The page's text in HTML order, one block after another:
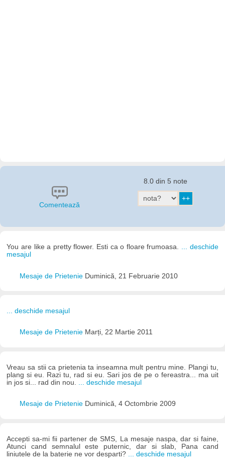
Comentează
8.0 din 5 note
You are like a pretty flower. Esti ca o floare frumoasa. ... deschide
mesajul
Mesaje de Prietenie Duminică, 21 Februarie 2010
... deschide mesajul
Mesaje de Prietenie Marți, 22 Martie 2011
Vreau sa stii ca prietenia ta inseamna mult pentru mine. Plangi tu,
plang si eu. Razi tu, rad si eu. Sari jos de pe o fereastra... ma uit
in jos si... rad din nou.
... deschide mesajul
Mesaje de Prietenie Duminică, 4 Octombrie 2009
Accepti sa-mi fii partener de SMS, La mesaje naspa, dar si faine,
Atunci cand semnalul este puternic, dar si slab, Pana cand
liniutele de la baterie ne vor desparti?
... deschide mesajul